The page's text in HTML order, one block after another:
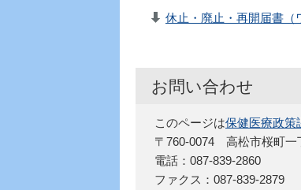
休止・廃止・再開届書（
お問い合わせ
このページは保健医療政策
〒760-0074 高松市桜町
電話：087-839-2860
ファクス：087-839-2879